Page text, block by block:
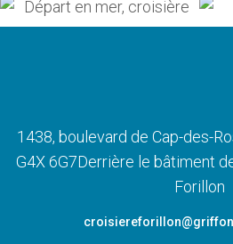
1438, boulevard de Cap-des-
G4X 6G7Derrière le bâtiment
Forillon
croisiereforillon